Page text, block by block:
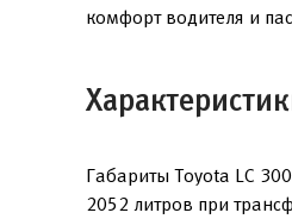
комфорт водителя и
Габариты Toyota LC
2052 литров при